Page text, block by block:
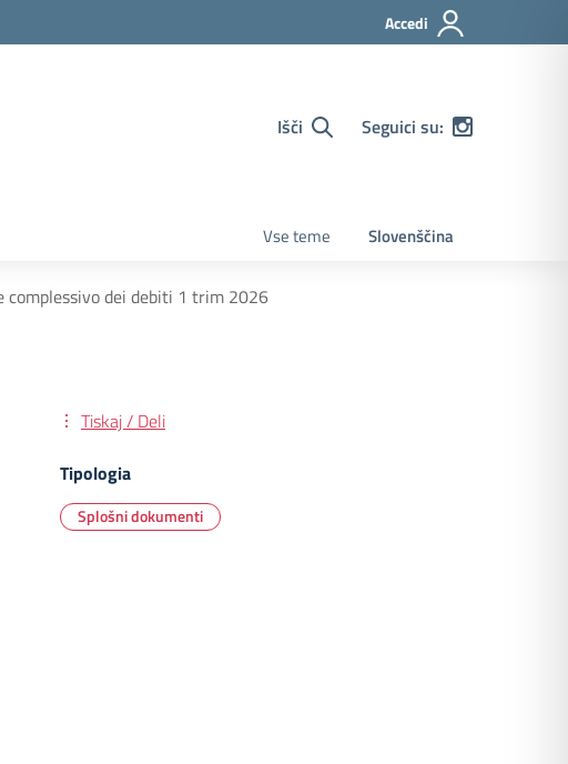
Accedi
Išči Seguici su:
Vse teme Slovenščina
dei debiti 1 trim 2026
Tiskaj / Deli
Tipologia
Splošni dokumenti